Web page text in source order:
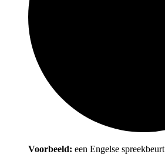
Voorbeeld: een Engelse spreekbeurt